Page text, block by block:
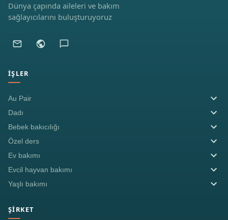
Dünya çapında aileleri ve bakım
sağlayıcılarını buluşturuyoruz
İŞLER
Au Pair
Dadı
Bebek bakıcılığı
Özel ders
Ev bakımı
Evcil hayvan bakımı
Yaşlı bakımı
ŞIRKET